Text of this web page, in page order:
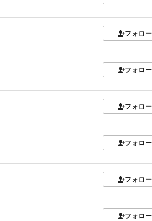
フォロー
フォロー
フォロー
フォロー
フォロー
フォロー